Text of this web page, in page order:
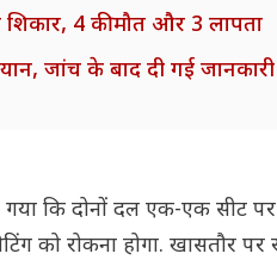
शिकार, 4 की मौत और 3 लापता
जांच के बाद दी गई जानकारी
कि दोनों दल एक-एक सीट
को रोकना होगा.